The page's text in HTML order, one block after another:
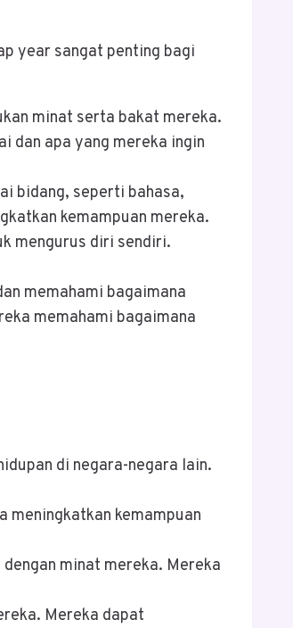
year sangat penting bagi
minat serta bakat mereka.
dan apa yang mereka ingin
bidang, seperti bahasa,
kemampuan mereka.
mengurus diri sendiri.
memahami bagaimana
memahami bagaimana
di negara-negara lain.
meningkatkan kemampuan
minat mereka. Mereka
Mereka dapat